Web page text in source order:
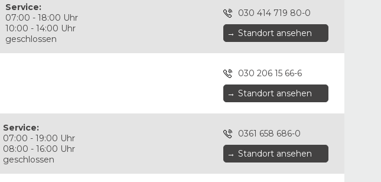
Service:
07:00 - 18:00 Uhr
10:00 - 14:00 Uhr
geschlossen
030 414 719 80-0
→ Standort ansehen
030 206 15 66-6
→ Standort ansehen
Service:
07:00 - 19:00 Uhr
08:00 - 16:00 Uhr
geschlossen
0361 658 686-0
→ Standort ansehen